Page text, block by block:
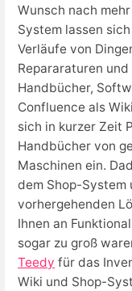
Wunsch nach
System lassen
Verläufe von
Repararaturen
Handbücher,
Confluence als
sich in kurzer Zeit
Handbücher von
Maschinen ein.
dem Shop-System
vorhergehenden
Ihnen an
sogar zu groß
Teedy für das
Wiki und Shop-